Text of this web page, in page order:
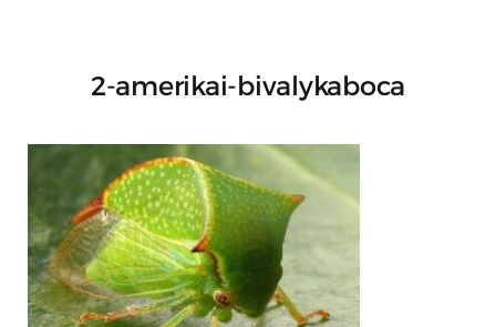
2-amerikai-bivalykaboca